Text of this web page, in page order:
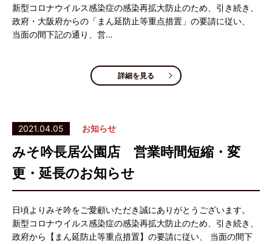
新型コロナウイルス感染症の感染再拡大防止のため、引き続き、
政府・大阪府からの「まん延防止等重点措置」の要請に従い、
当面の間下記の通り、営…
詳細を見る
2021.04.05 お知らせ
みそ吟長居公園店 営業時間短縮・変
更・延長のお知らせ
日頃よりみそ吟をご愛顧いただき誠にありがとうございます。
新型コロナウイルス感染症の感染再拡大防止のため、引き続き、
政府から【まん延防止等重点措置】の要請に従い、 当面の間下